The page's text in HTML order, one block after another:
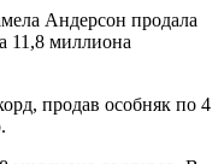
Андерсон продала
11,8 миллиона
продав особняк по 4